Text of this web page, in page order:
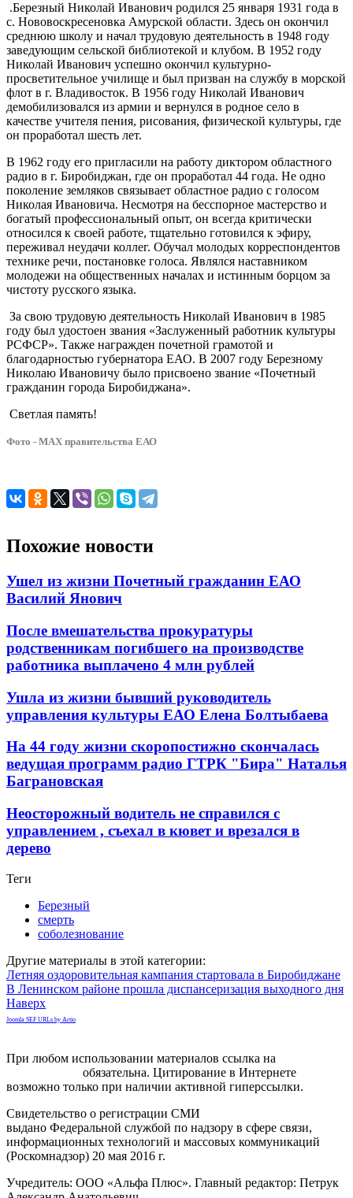
.Березный Николай Иванович родился 25 января 1931 года в
с. Нововоскресеновка Амурской области. Здесь он окончил
среднюю школу и начал трудовую деятельность в 1948 году
заведующим сельской библиотекой и клубом. В 1952 году
Николай Иванович успешно окончил культурно-
просветительное училище и был призван на службу в морской
флот в г. Владивосток. В 1956 году Николай Иванович
демобилизовался из армии и вернулся в родное село в
качестве учителя пения, рисования, физической культуры, где
он проработал шесть лет.
В 1962 году его пригласили на работу диктором областного
радио в г. Биробиджан, где он проработал 44 года. Не одно
поколение земляков связывает областное радио с голосом
Николая Ивановича. Несмотря на бесспорное мастерство и
богатый профессиональный опыт, он всегда критически
относился к своей работе, тщательно готовился к эфиру,
переживал неудачи коллег. Обучал молодых корреспондентов
технике речи, постановке голоса. Являлся наставником
молодежи на общественных началах и истинным борцом за
чистоту русского языка.
За свою трудовую деятельность Николай Иванович в 1985
году был удостоен звания «Заслуженный работник культуры
РСФСР». Также награжден почетной грамотой и
благодарностью губернатора ЕАО. В 2007 году Березному
Николаю Ивановичу было присвоено звание «Почетный
гражданин города Биробиджана».
Светлая память!
Фото - МАХ правительства ЕАО
Похожие новости
Ушел из жизни Почетный гражданин ЕАО
Василий Янович
После вмешательства прокуратуры
родственникам погибшего на производстве
работника выплачено 4 млн рублей
Ушла из жизни бывший руководитель
управления культуры ЕАО Елена Болтыбаева
На 44 году жизни скоропостижно скончалась
ведущая программ радио ГТРК "Бира" Наталья
Баграновская
Неосторожный водитель не справился с
управлением , съехал в кювет и врезался в
дерево
Теги
Березный
смерть
соболезнование
Другие материалы в этой категории:
Летняя оздоровительная кампания стартовала в Биробиджане
В Ленинском районе прошла диспансеризация выходного дня
Наверх
Joomla SEF URLs by Artio
При любом использовании материалов ссылка на
обязательна. Цитирование в Интернете
возможно только при наличии активной гиперссылки.
Свидетельство о регистрации СМИ
выдано Федеральной службой по надзору в сфере связи,
информационных технологий и массовых коммуникаций
(Роскомнадзор) 20 мая 2016 г.
Учредитель: ООО «Альфа Плюс». Главный редактор: Петрук